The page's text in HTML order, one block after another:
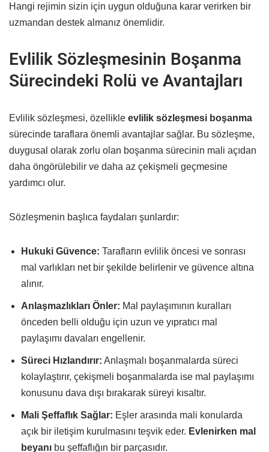
Hangi rejimin sizin için uygun olduğuna karar verirken bir
uzmandan destek almanız önemlidir.
Evlilik Sözleşmesinin Boşanma
Sürecindeki Rolü ve Avantajları
Evlilik sözleşmesi, özellikle evlilik sözleşmesi boşanma
sürecinde taraflara önemli avantajlar sağlar. Bu sözleşme,
duygusal olarak zorlu olan boşanma sürecinin mali açıdan
daha öngörülebilir ve daha az çekişmeli geçmesine
yardımcı olur.
Sözleşmenin başlıca faydaları şunlardır:
Hukuki Güvence: Tarafların evlilik öncesi ve sonrası
mal varlıkları net bir şekilde belirlenir ve güvence altına
alınır.
Anlaşmazlıkları Önler: Mal paylaşımının kuralları
önceden belli olduğu için uzun ve yıpratıcı mal
paylaşımı davaları engellenir.
Süreci Hızlandırır: Anlaşmalı boşanmalarda süreci
kolaylaştırır, çekişmeli boşanmalarda ise mal paylaşımı
konusunu dava dışı bırakarak süreyi kısaltır.
Mali Şeffaflık Sağlar: Eşler arasında mali konularda
açık bir iletişim kurulmasını teşvik eder. Evlenirken mal
beyanı bu şeffaflığın bir parçasıdır.